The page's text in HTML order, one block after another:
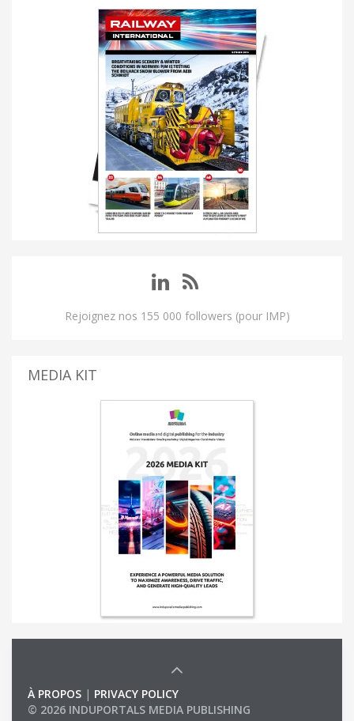
Rejoignez nos 155 000 followers (pour IMP)
MEDIA KIT
À PROPOS | PRIVACY POLICY
© 2026 INDUPORTALS MEDIA PUBLISHING